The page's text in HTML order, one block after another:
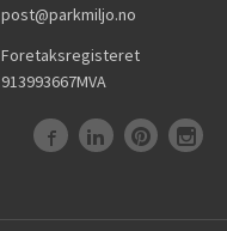
post@parkmiljo.no
Foretaksregisteret
913993667MVA